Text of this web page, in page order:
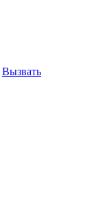
Вызвать